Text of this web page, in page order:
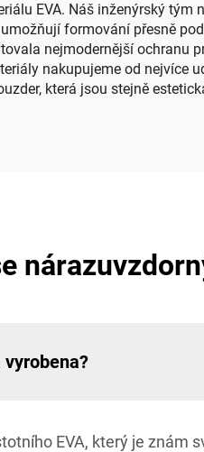
EVA. Náš inženýrský
formování přesně
nejmodernější ochranu
nakupujeme od nejvíce
která jsou stejně
EVA, který je znám